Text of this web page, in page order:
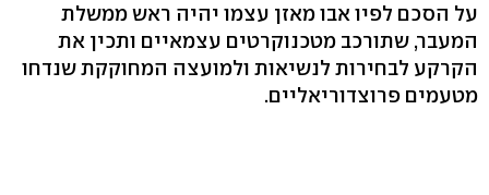
על הסכם לפיו אבו מאזן עצמו יהיה ראש ממשלת
המעבר, שתורכב מטכנוקרטים עצמאיים ותכין את
הקרקע לבחירות לנשיאות ולמועצה המחוקקת שנדחו
מטעמים פרוצדוריאליים.